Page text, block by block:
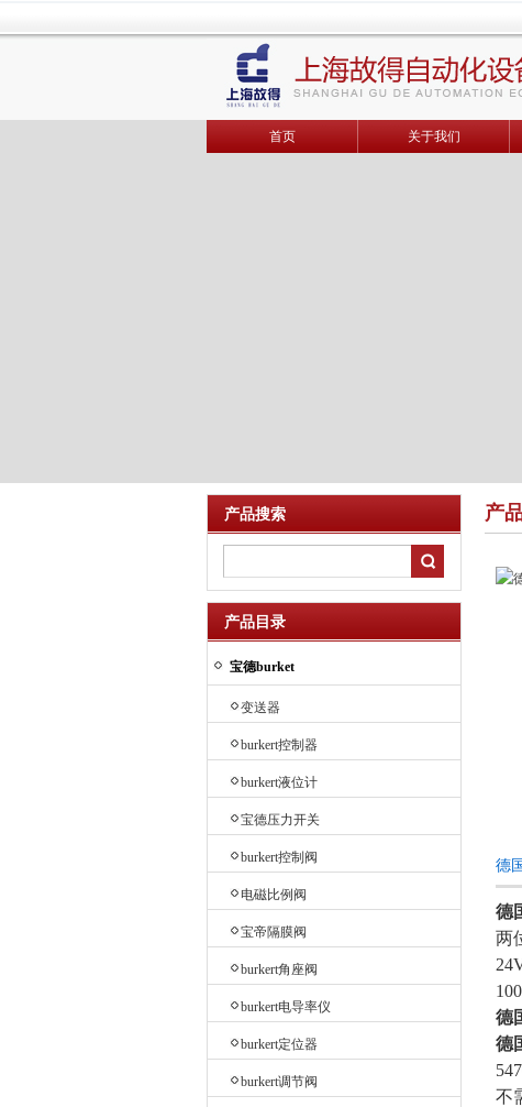
首页 关于我们
产品搜索
产品目录
宝德burket
变送器
burkert控制器
burkert液位计
宝德压力开关
burkert控制阀
电磁比例阀
宝帝隔膜阀
burkert角座阀
burkert电导率仪
burkert定位器
burkert调节阀
产
德
德
两
德
德
不